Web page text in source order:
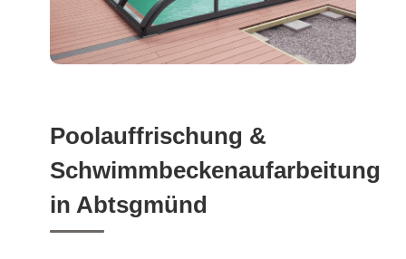
Poolauffrischung &
Schwimmbeckenaufarbeitung
in Abtsgmünd